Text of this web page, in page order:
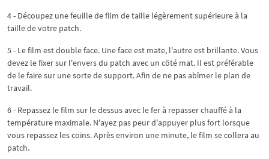
4 - Découpez une feuille de film de taille légèrement supérieure à la
taille de votre patch.
5 - Le film est double face. Une face est mate, l'autre est brillante. Vous
devez le fixer sur l'envers du patch avec un côté mat. Il est préférable
de le faire sur une sorte de support. Afin de ne pas abîmer le plan de
travail.
6 - Repassez le film sur le dessus avec le fer à repasser chauffé à la
température maximale. N'ayez pas peur d'appuyer plus fort lorsque
vous repassez les coins. Après environ une minute, le film se collera au
patch.